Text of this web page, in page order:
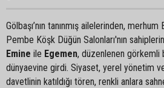
Gölbaşı’nın tanınmış ailelerinden, merhum
Pembe Köşk Düğün Salonları'nın
Emine ile Egemen, düzenlenen görkemli
dünyaevine girdi. Siyaset, yerel yönetim
davetlinin katıldığı tören, renkli anlara